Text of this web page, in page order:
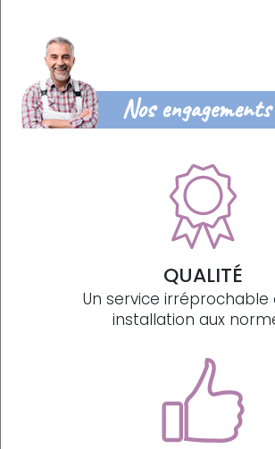
Nos engagements
QUALITÉ
Un service irréprochable
installation aux